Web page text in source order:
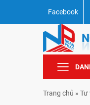
Facebook
Trang chủ » Tư